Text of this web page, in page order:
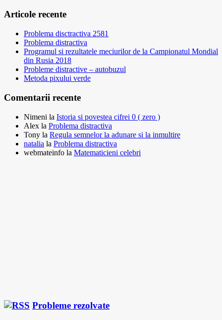
Articole recente
Problema disctractiva 2581
Problema distractiva
Programul si rezultatele meciurilor de la Campionatul Mondial
din Rusia 2018
Probleme distractive – autobuzul
Metoda pixului verde
Comentarii recente
Nimeni la Istoria si povestea cifrei 0 ( zero )
Alex la Problema distractiva
Tony la Regula semnelor la adunare si la inmultire
natalia la Problema distractiva
webmateinfo la Matematicieni celebri
Probleme rezolvate